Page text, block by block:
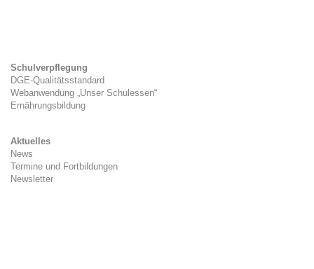
Schulverpflegung
DGE-Qualitätsstandard
Webanwendung „Unser Schulessen“
Ernährungsbildung
Aktuelles
News
Termine und Fortbildungen
Newsletter